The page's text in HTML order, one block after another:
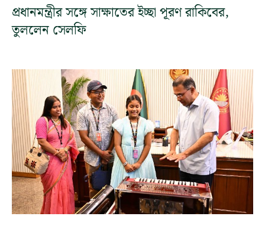
প্রধানমন্ত্রীর সঙ্গে সাক্ষাতের ইচ্ছা পূরণ রাকিবের,
তুললেন সেলফি